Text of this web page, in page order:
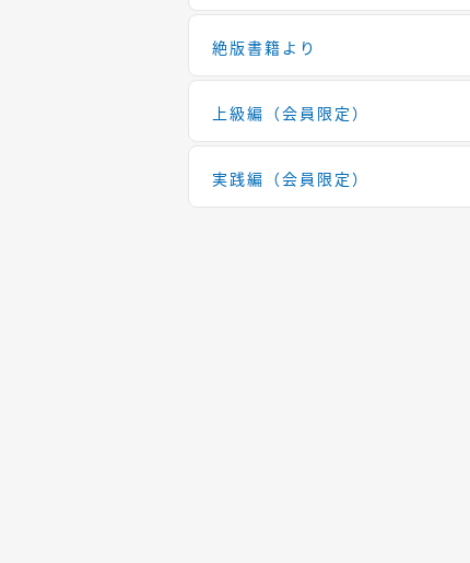
絶版書籍より
上級編（会員限定）
実践編（会員限定）